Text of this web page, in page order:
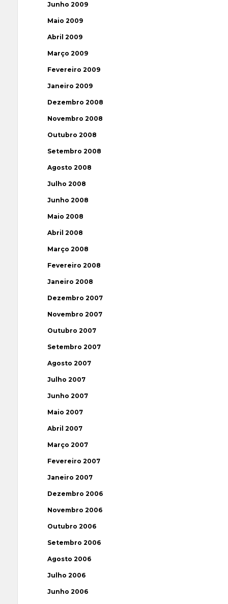
Junho 2009
Maio 2009
Abril 2009
Março 2009
Fevereiro 2009
Janeiro 2009
Dezembro 2008
Novembro 2008
Outubro 2008
Setembro 2008
Agosto 2008
Julho 2008
Junho 2008
Maio 2008
Abril 2008
Março 2008
Fevereiro 2008
Janeiro 2008
Dezembro 2007
Novembro 2007
Outubro 2007
Setembro 2007
Agosto 2007
Julho 2007
Junho 2007
Maio 2007
Abril 2007
Março 2007
Fevereiro 2007
Janeiro 2007
Dezembro 2006
Novembro 2006
Outubro 2006
Setembro 2006
Agosto 2006
Julho 2006
Junho 2006